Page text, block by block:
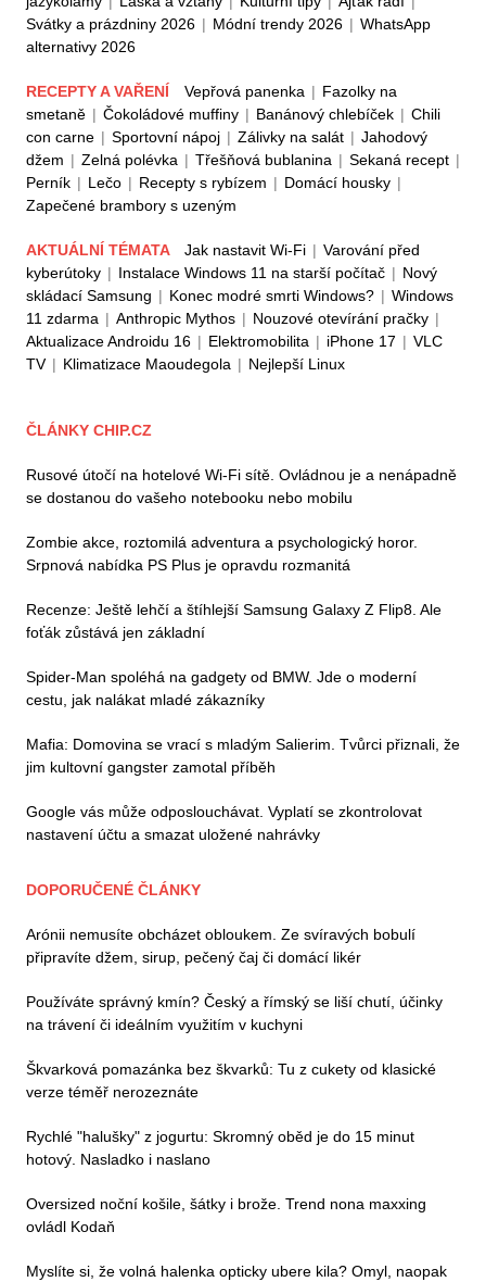
Svátky a prázdniny 2026 | Módní trendy 2026 | WhatsApp
alternativy 2026
RECEPTY A VAŘENÍ Vepřová panenka | Fazolky na
smetaně | Čokoládové muffiny | Banánový chlebíček | Chili
con carne | Sportovní nápoj | Zálivky na salát | Jahodový
džem | Zelná polévka | Třešňová bublanina | Sekaná recept |
Perník | Lečo | Recepty s rybízem | Domácí housky |
Zapečené brambory s uzeným
AKTUÁLNÍ TÉMATA Jak nastavit Wi-Fi | Varování před
kyberútoky | Instalace Windows 11 na starší počítač | Nový
skládací Samsung | Konec modré smrti Windows? | Windows
11 zdarma | Anthropic Mythos | Nouzové otevírání pračky |
Aktualizace Androidu 16 | Elektromobilita | iPhone 17 | VLC
TV | Klimatizace Maoudegola | Nejlepší Linux
ČLÁNKY CHIP.CZ
Rusové útočí na hotelové Wi-Fi sítě. Ovládnou je a nenápadně
se dostanou do vašeho notebooku nebo mobilu
Zombie akce, roztomilá adventura a psychologický horor.
Srpnová nabídka PS Plus je opravdu rozmanitá
Recenze: Ještě lehčí a štíhlejší Samsung Galaxy Z Flip8. Ale
foťák zůstává jen základní
Spider-Man spoléhá na gadgety od BMW. Jde o moderní
cestu, jak nalákat mladé zákazníky
Mafia: Domovina se vrací s mladým Salierim. Tvůrci přiznali, že
jim kultovní gangster zamotal příběh
Google vás může odposlouchávat. Vyplatí se zkontrolovat
nastavení účtu a smazat uložené nahrávky
DOPORUČENÉ ČLÁNKY
Arónii nemusíte obcházet obloukem. Ze svíravých bobulí
připravíte džem, sirup, pečený čaj či domácí likér
Používáte správný kmín? Český a římský se liší chutí, účinky
na trávení či ideálním využitím v kuchyni
Škvarková pomazánka bez škvarků: Tu z cukety od klasické
verze téměř nerozeznáte
Rychlé "halušky" z jogurtu: Skromný oběd je do 15 minut
hotový. Nasladko i naslano
Oversized noční košile, šátky i brože. Trend nona maxxing
ovládl Kodaň
Myslíte si, že volná halenka opticky ubere kila? Omyl, naopak